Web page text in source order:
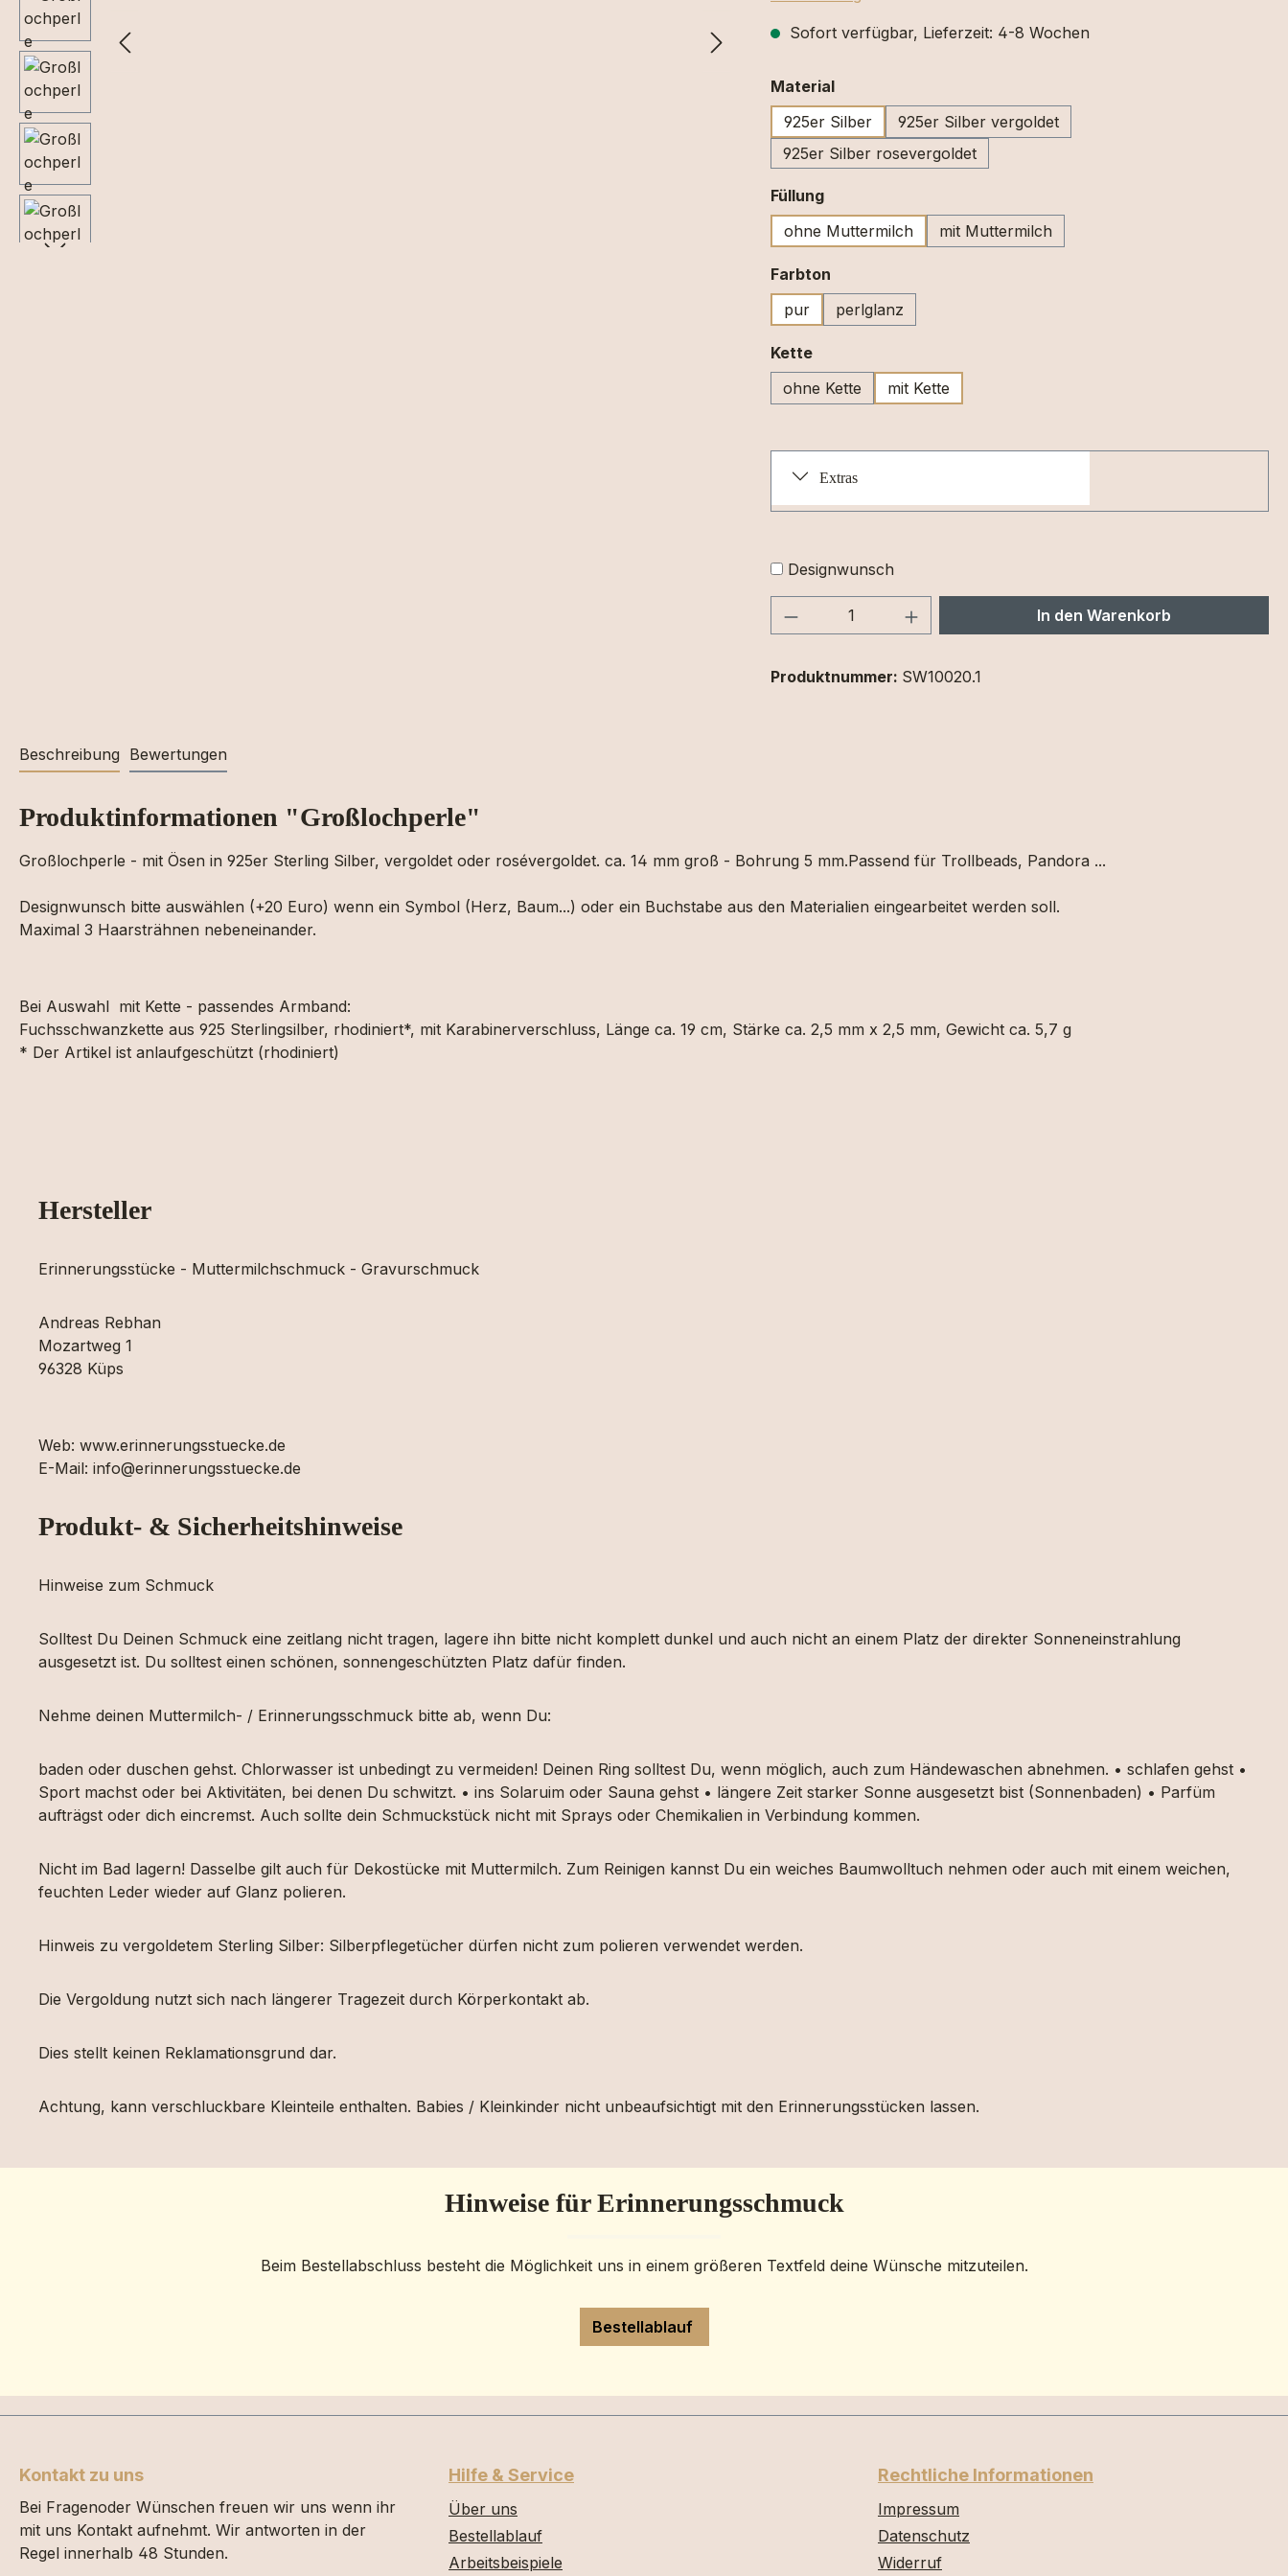
Sofort verfügbar, Lieferzeit: 4-8 Wochen
Materialauswählen
925er Silber
925er Silber vergoldet
925er Silber rosevergoldet
Füllungauswählen
ohne Muttermilch
mit Muttermilch
Farbton
pur
perlglanz
Ketteauswählen
ohne Kette
mit Kette
Extras
Designwunsch
Produkt Anzahl: Gib den gewünschten Wert
In den Warenkorb
Produktnummer: SW10020.1
Beschreibung Bewertungen
Produktinformationen "Großlochperle"
Großlochperle - mit Ösen in 925er Sterling Silber, vergoldet oder rosévergoldet. ca. 14 mm groß - Bohrung 5 mm.Passend für Trollbeads, Pandora ...
Designwunsch bitte auswählen (+20 Euro) wenn ein Symbol (Herz, Baum...) oder ein Buchstabe aus den Materialien eingearbeitet werden soll.
Maximal 3 Haarsträhnen nebeneinander.
Bei Auswahl mit Kette - passendes Armband:
Fuchsschwanzkette aus 925 Sterlingsilber, rhodiniert*, mit Karabinerverschluss, Länge ca. 19 cm, Stärke ca. 2,5 mm x 2,5 mm, Gewicht ca. 5,7 g
* Der Artikel ist anlaufgeschützt (rhodiniert)
Hersteller
Erinnerungsstücke - Muttermilchschmuck - Gravurschmuck
Andreas Rebhan
Mozartweg 1
96328 Küps
Web: www.erinnerungsstuecke.de
E-Mail: info@erinnerungsstuecke.de
Produkt- & Sicherheitshinweise
Hinweise zum Schmuck
Solltest Du Deinen Schmuck eine zeitlang nicht tragen, lagere ihn bitte nicht komplett dunkel und auch nicht an einem Platz der direkter Sonneneinstrahlung
ausgesetzt ist. Du solltest einen schönen, sonnengeschützten Platz dafür finden.
Nehme deinen Muttermilch- / Erinnerungsschmuck bitte ab, wenn Du:
baden oder duschen gehst. Chlorwasser ist unbedingt zu vermeiden! Deinen Ring solltest Du, wenn möglich, auch zum Händewaschen abnehmen. • schlafen gehst •
Sport machst oder bei Aktivitäten, bei denen Du schwitzt. • ins Solaruim oder Sauna gehst • längere Zeit starker Sonne ausgesetzt bist (Sonnenbaden) • Parfüm
aufträgst oder dich eincremst. Auch sollte dein Schmuckstück nicht mit Sprays oder Chemikalien in Verbindung kommen.
Nicht im Bad lagern! Dasselbe gilt auch für Dekostücke mit Muttermilch. Zum Reinigen kannst Du ein weiches Baumwolltuch nehmen oder auch mit einem weichen,
feuchten Leder wieder auf Glanz polieren.
Hinweis zu vergoldetem Sterling Silber: Silberpflegetücher dürfen nicht zum polieren verwendet werden.
Die Vergoldung nutzt sich nach längerer Tragezeit durch Körperkontakt ab.
Dies stellt keinen Reklamationsgrund dar.
Achtung, kann verschluckbare Kleinteile enthalten. Babies / Kleinkinder nicht unbeaufsichtigt mit den Erinnerungsstücken lassen.
Hinweise für Erinnerungsschmuck
Beim Bestellabschluss besteht die Möglichkeit uns in einem größeren Textfeld deine Wünsche mitzuteilen.
Bestellablauf
Kontakt zu uns
Bei Fragenoder Wünschen freuen wir uns wenn ihr
mit uns Kontakt aufnehmt. Wir antworten in der
Regel innerhalb 48 Stunden.
Hilfe & Service
Über uns
Bestellablauf
Arbeitsbeispiele
Rechtliche Informationen
Impressum
Datenschutz
Widerruf